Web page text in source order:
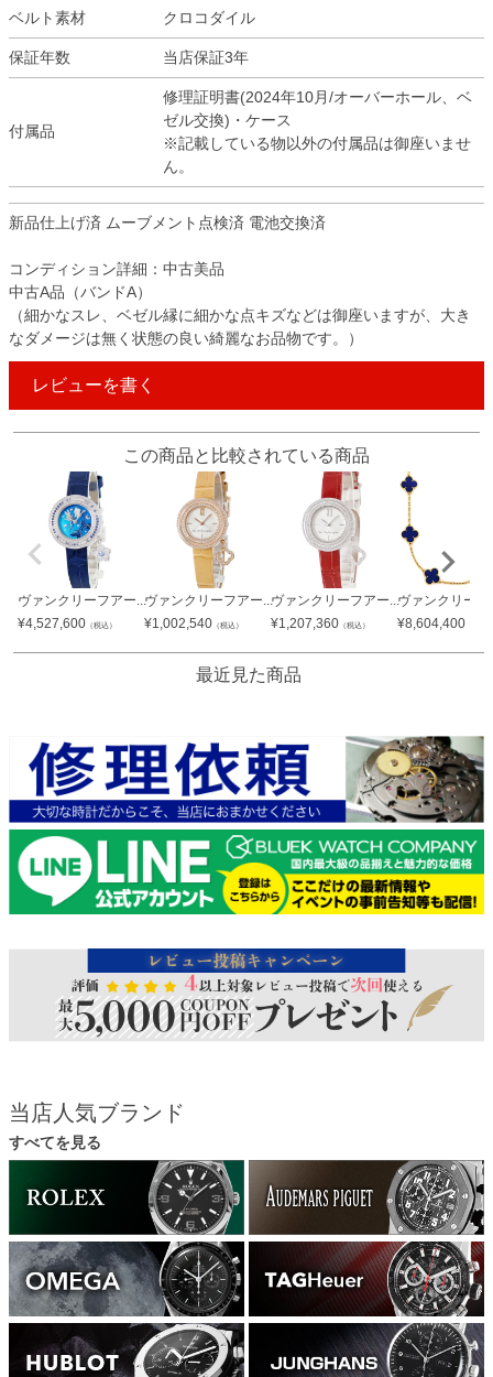
ベルト素材 クロコダイル
保証年数 当店保証3年
付属品
修理証明書(2024年10月/オーバーホール、ベ
ゼル交換)・ケース
※記載している物以外の付属品は御座いませ
ん。
新品仕上げ済 ムーブメント点検済 電池交換済
コンディション詳細：中古美品
中古A品（バンドA）
（細かなスレ、ベゼル縁に細かな点キズなどは御座いますが、大き
なダメージは無く状態の良い綺麗なお品物です。）
レビューを書く
この商品と比較されている商品
ヴァンクリーフアー...
¥4,527,600 （税込）
ヴァンクリーフアー...
¥1,002,540 （税込）
ヴァンクリーフアー...
¥1,207,360 （税込）
ヴァンクリーフ
¥8,604,400
最近見た商品
当店人気ブランド
すべてを見る